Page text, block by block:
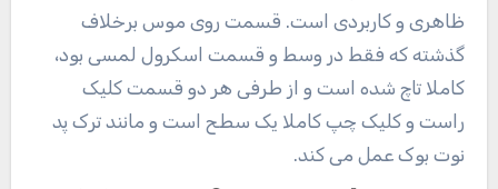
ظاهری و کاربردی است. قسمت روی موس برخلاف
گذشته که فقط در وسط و قسمت اسکرول لمسی بود،
کاملا تاچ شده است و از طرفی هر دو قسمت کلیک
راست و کلیک چپ کاملا یک سطح است و مانند ترک پد
نوت بوک عمل می کند.